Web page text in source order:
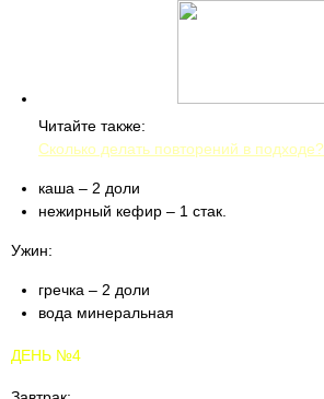
Читайте также:
Сколько делать повторений в подходе?
каша – 2 доли
нежирный кефир – 1 стак.
Ужин:
гречка – 2 доли
вода минеральная
ДЕНЬ №4